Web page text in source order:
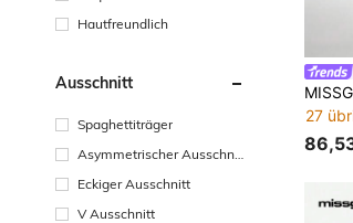
Hautfreundlich
Ausschnitt
Spaghettiträger
Asymmetrischer Ausschnit
Eckiger Ausschnitt
V Ausschnitt
27